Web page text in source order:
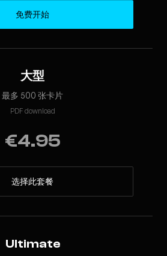
免费开始
大型
最多 500 张卡片
PDF download
€4.95
选择此套餐
Ultimate